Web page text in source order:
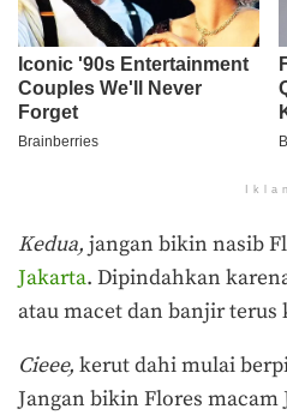
Iklan
Kedua, jangan bikin nasib
Jakarta. Dipindahkan
atau macet dan banjir terus
Cieee, kerut dahi mulai
Jangan bikin Flores macam